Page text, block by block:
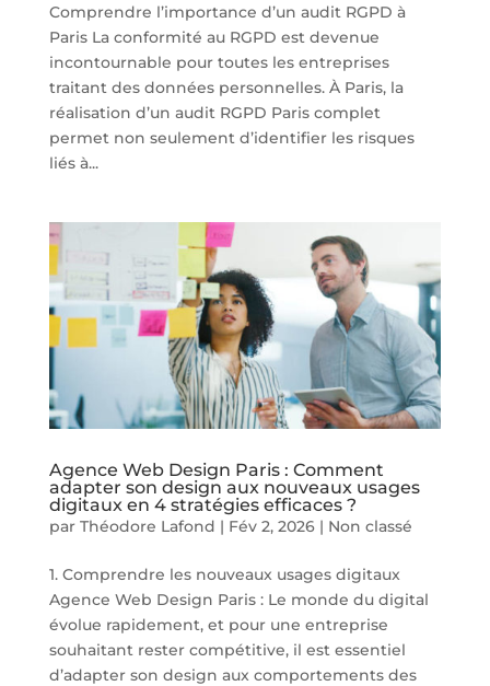
Comprendre l’importance d’un audit RGPD à
Paris La conformité au RGPD est devenue
incontournable pour toutes les entreprises
traitant des données personnelles. À Paris, la
réalisation d’un audit RGPD Paris complet
permet non seulement d’identifier les risques
liés à...
Agence Web Design Paris : Comment
adapter son design aux nouveaux usages
digitaux en 4 stratégies efficaces ?
par Théodore Lafond | Fév 2, 2026| Non classé
1. Comprendre les nouveaux usages digitaux
Agence Web Design Paris : Le monde du digital
évolue rapidement, et pour une entreprise
souhaitant rester compétitive, il est essentiel
d’adapter son design aux comportements des